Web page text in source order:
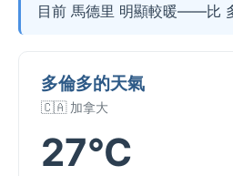
目前 馬德里 明顯較暖——比
多倫多的天氣
🇨🇦 加拿大
27°C